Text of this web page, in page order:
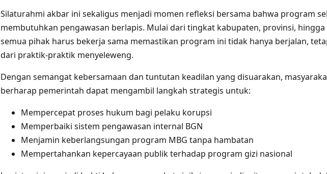
Silaturahmi akbar ini sekaligus menjadi momen refleksi bersama bahwa program
membutuhkan pengawasan berlapis. Mulai dari tingkat kabupaten, provinsi, hingga
semua pihak harus bekerja sama memastikan program ini tidak hanya berjalan,
dari praktik-praktik menyeleweng.
Dengan semangat kebersamaan dan tuntutan keadilan yang disuarakan,
berharap pemerintah dapat mengambil langkah strategis untuk:
Mempercepat proses hukum bagi pelaku korupsi
Memperbaiki sistem pengawasan internal BGN
Menjamin keberlangsungan program MBG tanpa hambatan
Mempertahankan kepercayaan publik terhadap program gizi nasional